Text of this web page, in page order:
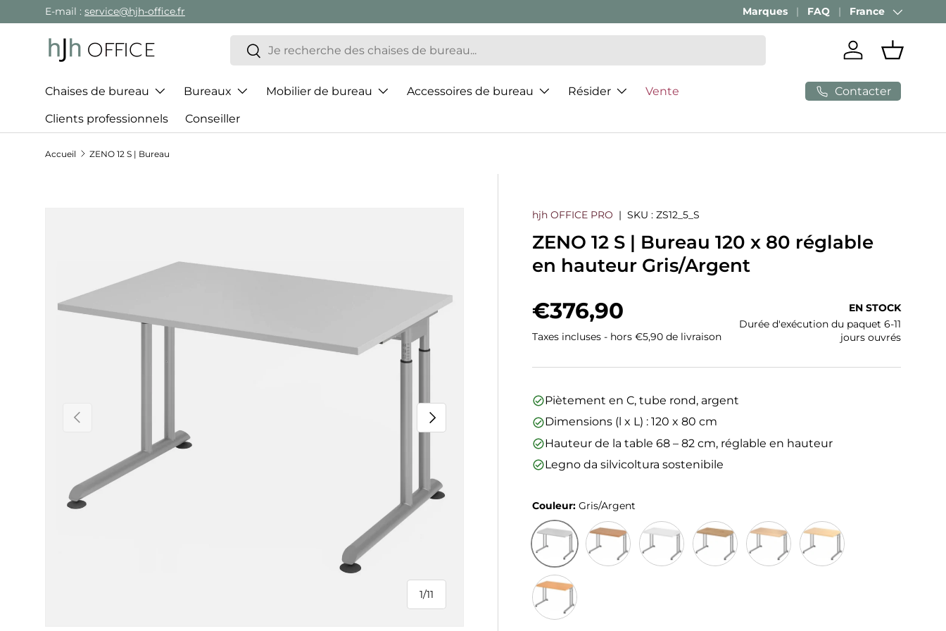
Aller au contenu
E-mail : service@hjh-office.fr Marques FAQ Pays
France
Recherche
Rechercher
Se connecter
Panier
Chaises de bureau Bureaux Mobilier de bureau Accessoires de bureau Résider Vente
Clients professionnels Conseiller
Contacter
Accueil ZENO 12 S | Bureau
Précédent
1/
de
11
Suivant
hjh OFFICE PRO |SKU : ZS12_5_S
ZENO 12 S | Bureau 120 x 80 réglable
en hauteur Gris/Argent
Prix habituel
€376,90
Taxes incluses - hors €5,90 de livraison
EN STOCK
Durée d'exécution du paquet 6-11
jours ouvrés
Piètement en C, tube rond, argent
Dimensions (l x L) : 120 x 80 cm
Hauteur de la table 68 – 82 cm, réglable en hauteur
Legno da silvicoltura sostenibile
Couleur:Gris/Argent
Gris/Argent